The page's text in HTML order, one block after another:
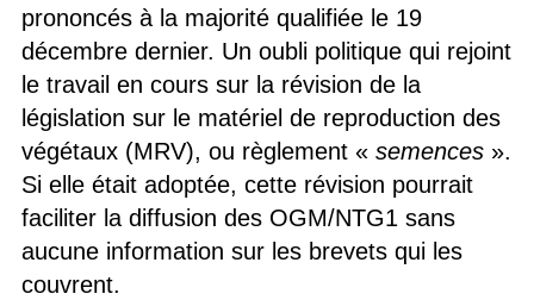
prononcés à la majorité qualifiée le 19
décembre dernier. Un oubli politique qui rejoint
le travail en cours sur la révision de la
législation sur le matériel de reproduction des
végétaux (MRV), ou règlement « semences».
Si elle était adoptée, cette révision pourrait
faciliter la diffusion des OGM/NTG1 sans
aucune information sur les brevets qui les
couvrent.